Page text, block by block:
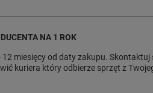
NA 1 ROK
miesięcy od daty zakupu. Skontaktuj
kuriera który odbierze sprzęt z